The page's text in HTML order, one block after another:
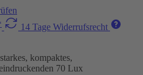
14 Tage Widerrufsrecht
kompaktes,
70 Lux